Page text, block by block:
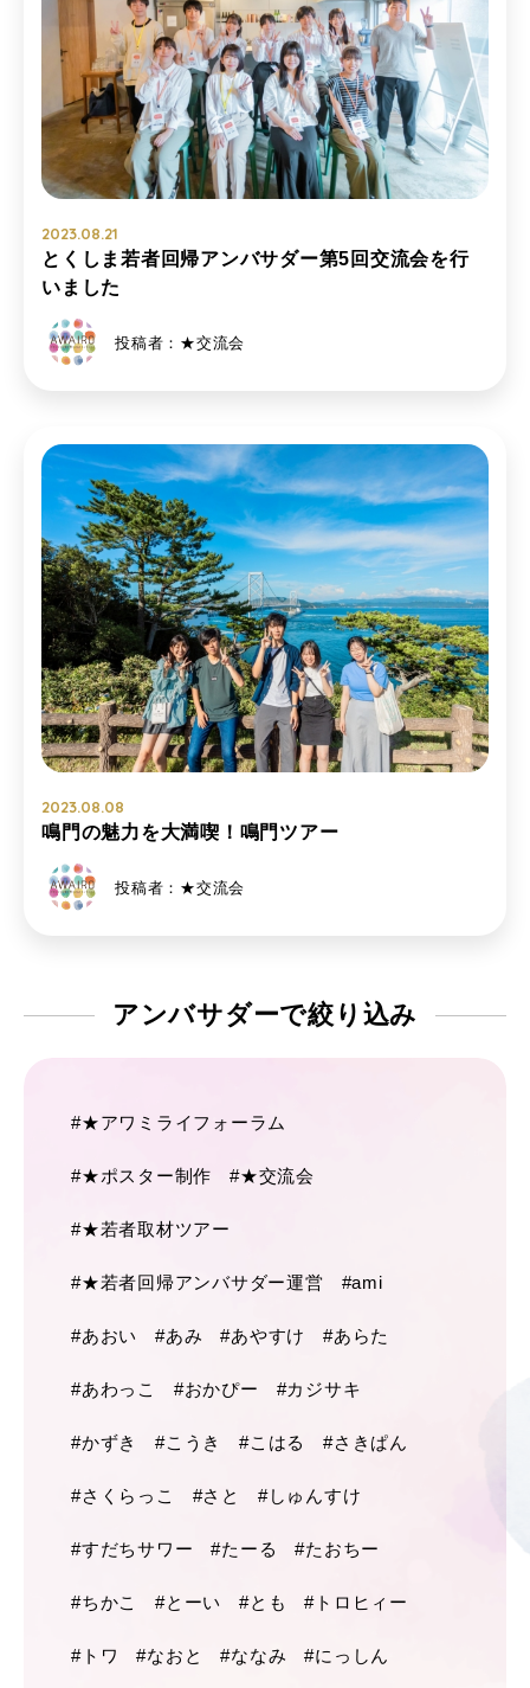
2023.08.21
とくしま若者回帰アンバサダー第5回交流会を行
いました
投稿者：★交流会
2023.08.08
鳴門の魅力を大満喫！鳴門ツアー
投稿者：★交流会
アンバサダーで絞り込み
#★アワミライフォーラム
#★ポスター制作 #★交流会
#★若者取材ツアー
#★若者回帰アンバサダー運営 #ami
#あおい #あみ #あやすけ #あらた
#あわっこ #おかぴー #カジサキ
#かずき #こうき #こはる #さきぱん
#さくらっこ #さと #しゅんすけ
#すだちサワー #たーる #たおちー
#ちかこ #とーい #とも #トロヒィー
#トワ #なおと #ななみ #にっしん